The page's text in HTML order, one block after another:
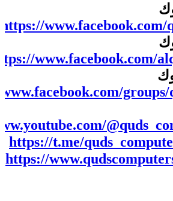
https://www.facebook.com/
www.facebook.com/
https://t.me/
https://